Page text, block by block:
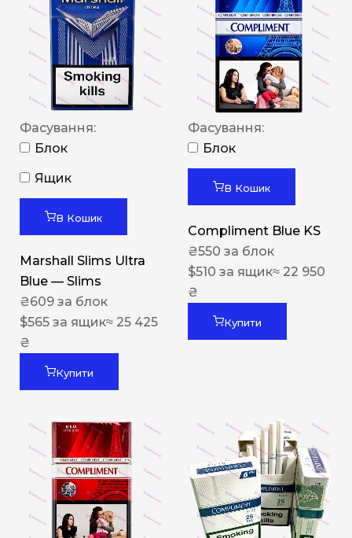
Фасування:
Блок
Ящик
В Кошик
Marshall Slims Ultra
Blue — Slims
₴609 за блок
$565 за ящик≈ 25 425
₴
Купити
Фасування:
Блок
В Кошик
Compliment Blue KS
₴550 за блок
$510 за ящик≈ 22 950
₴
Купити